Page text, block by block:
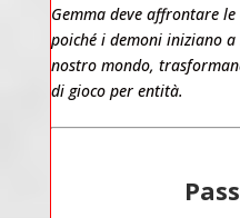
Gemma deve affrontare le
poiché i demoni iniziano
nostro mondo,
di gioco per entità.